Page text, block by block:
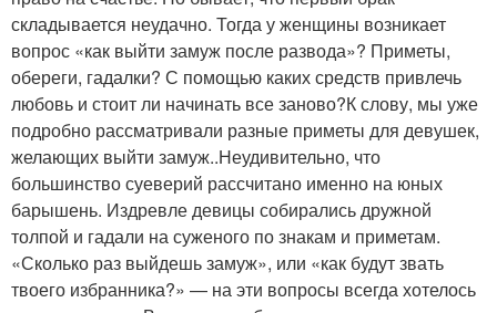
складывается неудачно. Тогда у женщины возникает
вопрос «как выйти замуж после развода»? Приметы,
обереги, гадалки? С помощью каких средств привлечь
любовь и стоит ли начинать все заново?К слову, мы уже
подробно рассматривали разные приметы для девушек,
желающих выйти замуж..Неудивительно, что
большинство суеверий рассчитано именно на юных
барышень. Издревле девицы собирались дружной
толпой и гадали на суженого по знакам и приметам.
«Сколько раз выйдешь замуж», или «как будут звать
твоего избранника?» — на эти вопросы всегда хотелось